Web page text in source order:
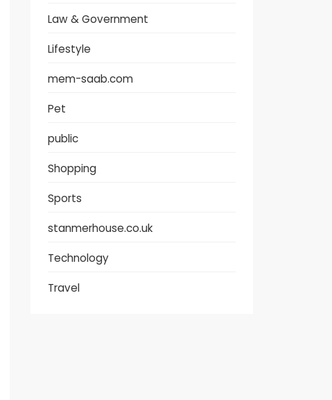
Law & Government
Lifestyle
mem-saab.com
Pet
public
Shopping
Sports
stanmerhouse.co.uk
Technology
Travel